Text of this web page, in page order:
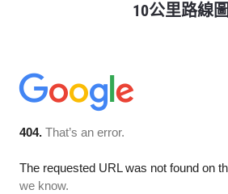
10公里路線圖